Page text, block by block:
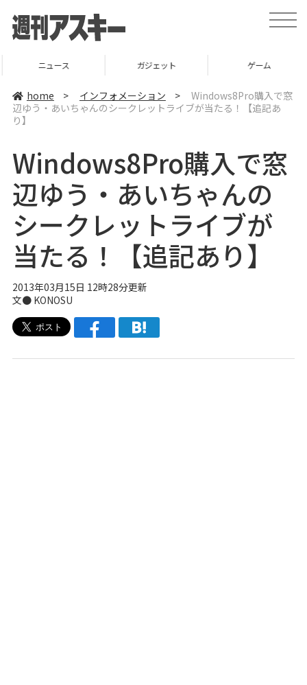
t
o
v
o
n
ニュース ガジェット ゲーム
home > インフォメーション >
Windows8Pro購入で窓
辺ゆう・あいちゃんのシークレットライブが当たる！【追記あ
り】
Windows8Pro購入で窓
辺ゆう・あいちゃんの
シークレットライブが
当たる！【追記あり】
2013年03月15日 12時28分更新
文● KONOSU